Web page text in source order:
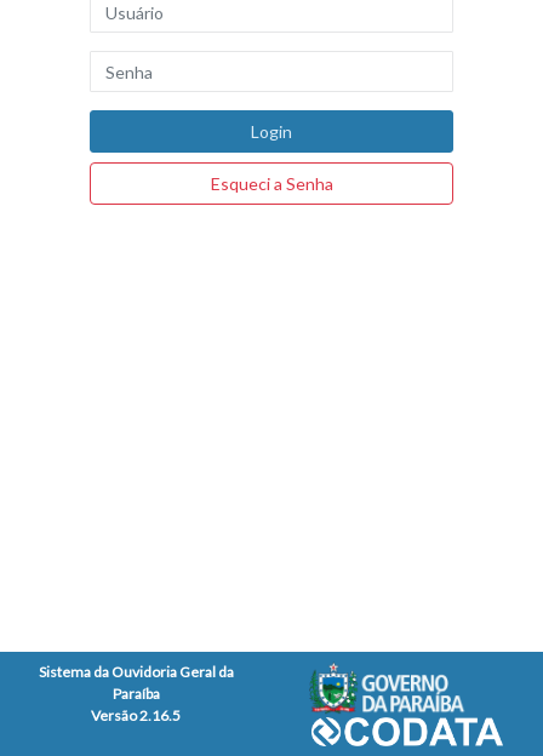
Esqueci a Senha
Sistema da Ouvidoria Geral da
Paraíba
Versão 2.16.5